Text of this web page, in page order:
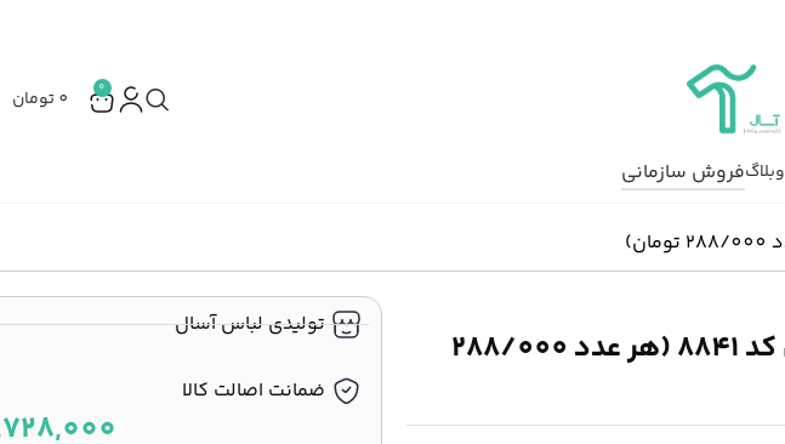
0
0تومان
وبلاگفروش سازمانی
ست بلوز شلوار بافت طرح پلنگی کد 8841 (هر عدد 288/000
تولیدی لباس آسال
ضمانت اصالت کالا